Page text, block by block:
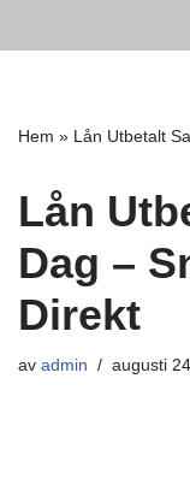
Hem » Lån Utbetalt
Lån
Dag –
Direkt
av admin augusti